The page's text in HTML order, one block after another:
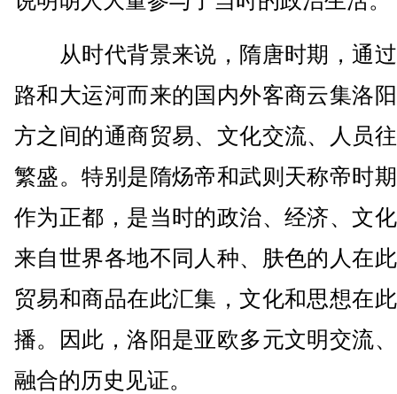
从时代背景来说，隋唐时期，通
路和大运河而来的国内外客商云集洛
方之间的通商贸易、文化交流、人员
繁盛。特别是隋炀帝和武则天称帝时
作为正都，是当时的政治、经济、文
来自世界各地不同人种、肤色的人在
贸易和商品在此汇集，文化和思想在
播。因此，洛阳是亚欧多元文明交流
融合的历史见证。